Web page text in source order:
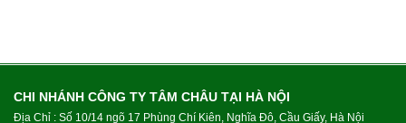
CHI NHÁNH CÔNG TY TÂM CHÂU TẠI HÀ NỘI
Địa Chỉ : Số 10/14 ngõ 17 Phùng Chí Kiên, Nghĩa Đô, Cầu Giấy, Hà Nội